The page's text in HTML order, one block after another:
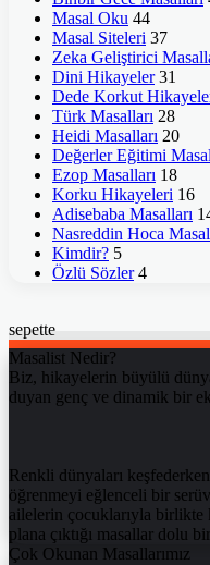
Masal Oku 44
Masal Siteleri 37
Zeka Geliştirici
Dini Hikayeler 31
Dede Korkut
Türk Masalları 28
Heidi Masalları 20
Değerler Eğitimi
Ezop Masalları 18
Korku Hikayeleri 16
Adisebaba Masalları
Nasreddin Hoca
Kimdir? 5
Özlü Sözler 4
sepette
Masalist Nedir?
Biz, hikayelerin büyülü
duyan genç ve dinamik bir
Renkli dünyaları
öğrenmeyi eğlenceli bir
ailelerin çocuklarıyla
plana çıktığı masallar dolu
Çok Okunan Masallarımız